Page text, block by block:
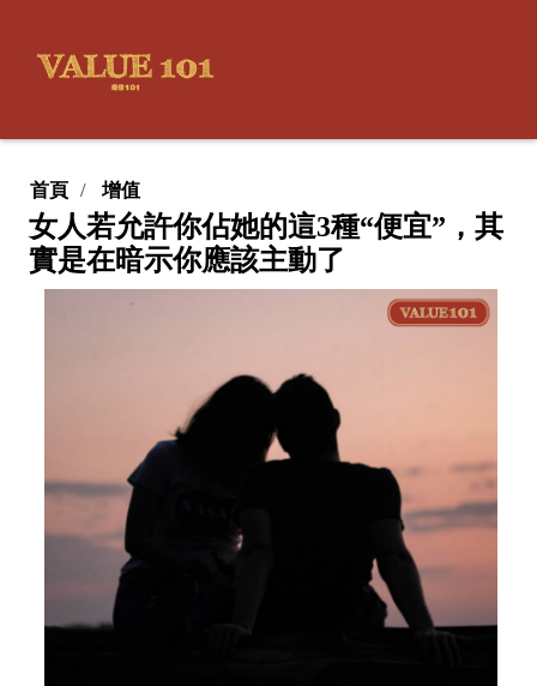
首頁 增值
女人若允許你佔她的這3種“便宜”，其
實是在暗示你應該主動了